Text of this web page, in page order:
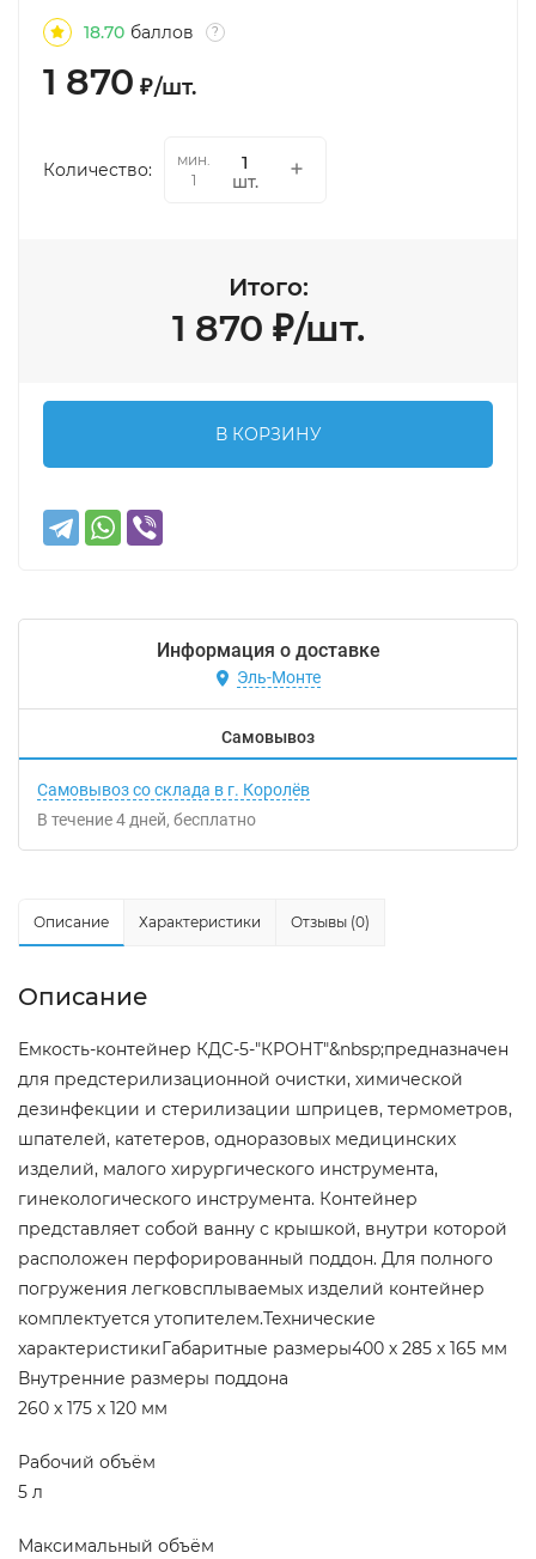
18.70 баллов ?
1 870 ₽/шт.
Количество:
мин.
1
шт.
Итого:
1 870 ₽/шт.
В КОРЗИНУ
Информация о доставке
Эль-Монте
Самовывоз
Самовывоз со склада в г. Королёв
В течение4 дней Бесплатно
Описание Характеристики Отзывы (0)
Описание
Емкость-контейнер КДС-5-"КРОНТ"&nbsp;предназначен
для предстерилизационной очистки, химической
дезинфекции и стерилизации шприцев, термометров,
шпателей, катетеров, одноразовых медицинских
изделий, малого хирургического инструмента,
гинекологического инструмента. Контейнер
представляет собой ванну с крышкой, внутри которой
расположен перфорированный поддон. Для полного
погружения легковсплываемых изделий контейнер
комплектуется утопителем.Технические
характеристикиГабаритные размеры400 х 285 х 165 мм
Внутренние размеры поддона
260 х 175 х 120 мм
Рабочий объём
5 л
Максимальный объём